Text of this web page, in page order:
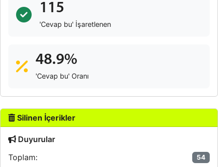
115
'Cevap bu' İşaretlenen
48.9%
'Cevap bu' Oranı
Silinen İçerikler
Duyurular
Toplam:
54